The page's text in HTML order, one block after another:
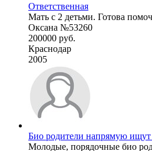
Ответственная
Мать с 2 детьми. Готова
Оксана №53260
200000 руб.
Краснодар
2005
Био родители напрямую
Молодые, порядочные био